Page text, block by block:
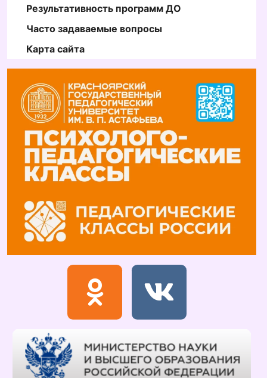
Результативность программ ДО
Часто задаваемые вопросы
Карта сайта